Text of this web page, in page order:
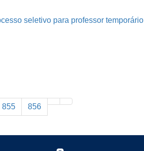
seletivo para professor temporário
855 856